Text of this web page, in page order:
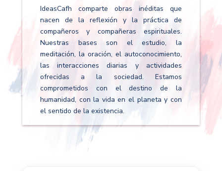
IdeasCafh comparte obras inéditas que
nacen de la reflexión y la práctica de
compañeros y compañeras espirituales.
Nuestras bases son el estudio, la
meditación, la oración, el autoconocimiento,
las interacciones diarias y actividades
ofrecidas a la sociedad. Estamos
comprometidos con el destino de la
humanidad, con la vida en el planeta y con
el sentido de la existencia.